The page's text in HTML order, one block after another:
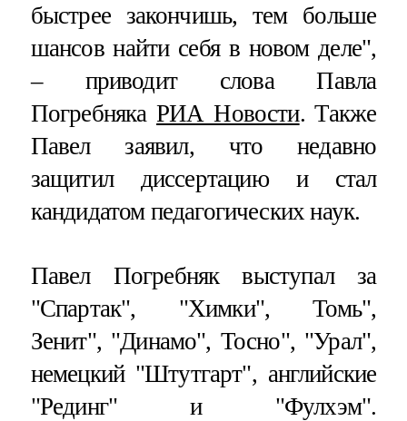
быстрее закончишь, тем больше
шансов найти себя в новом деле",
– приводит слова Павла
ПогребнякаРИА Новости. Также
Павел заявил, что недавно
защитил диссертацию и стал
кандидатом педагогических наук.
Павел Погребняк выступал за
"Спартак", "Химки", Томь",
Зенит", "Динамо", Тосно", "Урал",
немецкий "Штутгарт", английские
"Рединг" и "Фулхэм".